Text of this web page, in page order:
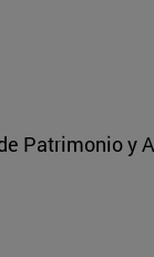
Patrimonio y